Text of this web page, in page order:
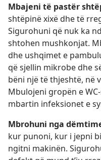
Mbajeni të pastër
shtëpinë xixë dhe të
Sigurohuni që nuk ka
shtohen mushkonjat.
dhe ushqimet e
që sjellin mikrobe dhe
bëni një të thjeshtë, në
Mbulojeni gropën e
mbartin infeksionet e
Mbrohuni nga
kur punoni, kur i jepni
ngitni makinën.